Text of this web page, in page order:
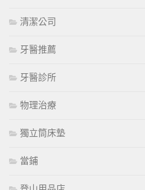
清潔公司
牙醫推薦
牙醫診所
物理治療
獨立筒床墊
當鋪